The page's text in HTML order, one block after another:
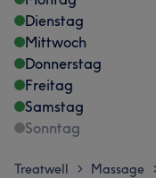
Dienstag
Mittwoch
Donnerstag
Freitag
Samstag
Sonntag
Treatwell > Massage